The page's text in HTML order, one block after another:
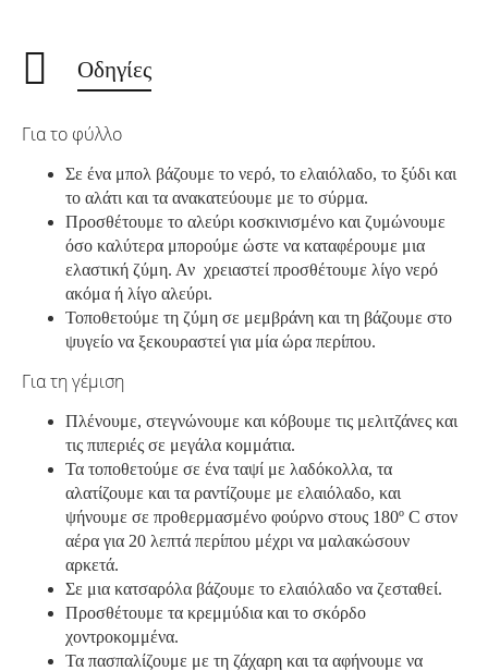
Οδηγίες
Για το φύλλο
Σε ένα μπολ βάζουμε το νερό, το ελαιόλαδο, το ξύδι και
το αλάτι και τα ανακατεύουμε με το σύρμα.
Προσθέτουμε το αλεύρι κοσκινισμένο και ζυμώνουμε
όσο καλύτερα μπορούμε ώστε να καταφέρουμε μια
ελαστική ζύμη. Αν χρειαστεί προσθέτουμε λίγο νερό
ακόμα ή λίγο αλεύρι.
Τοποθετούμε τη ζύμη σε μεμβράνη και τη βάζουμε στο
ψυγείο να ξεκουραστεί για μία ώρα περίπου.
Για τη γέμιση
Πλένουμε, στεγνώνουμε και κόβουμε τις μελιτζάνες και
τις πιπεριές σε μεγάλα κομμάτια.
Τα τοποθετούμε σε ένα ταψί με λαδόκολλα, τα
αλατίζουμε και τα ραντίζουμε με ελαιόλαδο, και
ψήνουμε σε προθερμασμένο φούρνο στους 180º C στον
αέρα για 20 λεπτά περίπου μέχρι να μαλακώσουν
αρκετά.
Σε μια κατσαρόλα βάζουμε το ελαιόλαδο να ζεσταθεί.
Προσθέτουμε τα κρεμμύδια και το σκόρδο
χοντροκομμένα.
Τα πασπαλίζουμε με τη ζάχαρη και τα αφήνουμε να